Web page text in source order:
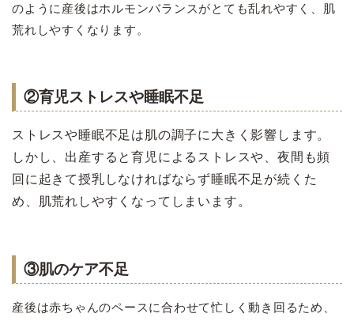
のように産後はホルモンバランスがとても乱れやすく、肌
荒れしやすくなります。
②育児ストレスや睡眠不足
ストレスや睡眠不足は肌の調子に大きく影響します。
しかし、出産すると育児によるストレスや、夜間も頻
回に起きて授乳しなければならず睡眠不足が続くた
め、肌荒れしやすくなってしまいます。
③肌のケア不足
産後は赤ちゃんのペースに合わせて忙しく動き回るため、